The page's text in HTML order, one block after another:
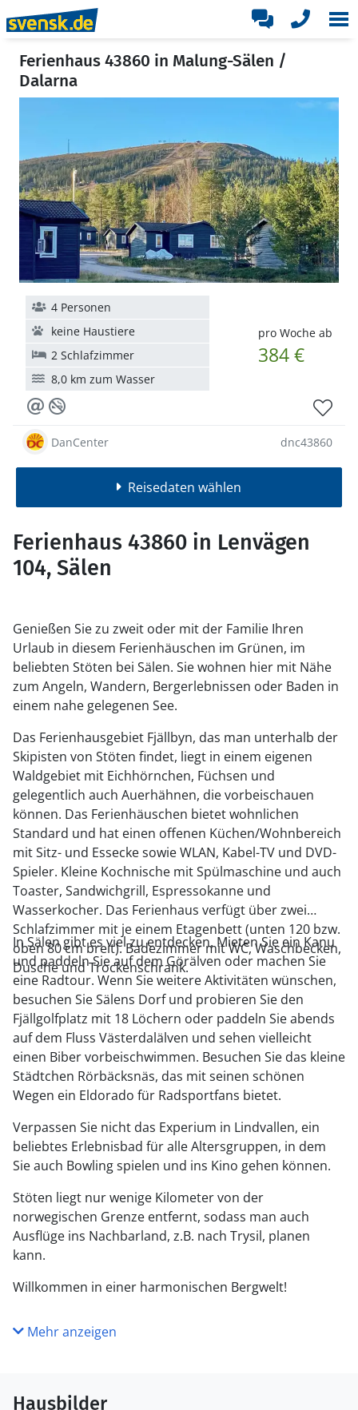
Ferienhaus 43860 in Malung-Sälen /
Dalarna
pro Woche ab
384 €
4 Personen
keine Haustiere
2 Schlafzimmer
8,0 km zum Wasser
DanCenter dnc43860
Reisedaten wählen
Ferienhaus 43860 in Lenvägen
104, Sälen
Genießen Sie zu zweit oder mit der Familie Ihren
Urlaub in diesem Ferienhäuschen im Grünen, im
beliebten Stöten bei Sälen. Sie wohnen hier mit Nähe
zum Angeln, Wandern, Bergerlebnissen oder Baden in
einem nahe gelegenen See.
Das Ferienhausgebiet Fjällbyn, das man unterhalb der
Skipisten von Stöten findet, liegt in einem eigenen
Waldgebiet mit Eichhörnchen, Füchsen und
gelegentlich auch Auerhähnen, die vorbeischauen
können. Das Ferienhäuschen bietet wohnlichen
Standard und hat einen offenen Küchen/Wohnbereich
mit Sitz- und Essecke sowie WLAN, Kabel-TV und DVD-
Spieler. Kleine Kochnische mit Spülmaschine und auch
Toaster, Sandwichgrill, Espressokanne und
Wasserkocher. Das Ferienhaus verfügt über zwei
Schlafzimmer mit je einem Etagenbett (unten 120 bzw.
oben 80 cm breit). Badezimmer mit WC, Waschbecken,
Dusche und Trockenschrank.
In Sälen gibt es viel zu entdecken. Mieten Sie ein Kanu
und paddeln Sie auf dem Görälven oder machen Sie
eine Radtour. Wenn Sie weitere Aktivitäten wünschen,
besuchen Sie Sälens Dorf und probieren Sie den
Fjällgolfplatz mit 18 Löchern oder paddeln Sie abends
auf dem Fluss Västerdalälven und sehen vielleicht
einen Biber vorbeischwimmen. Besuchen Sie das kleine
Städtchen Rörbäcksnäs, das mit seinen schönen
Wegen ein Eldorado für Radsportfans bietet.
Verpassen Sie nicht das Experium in Lindvallen, ein
beliebtes Erlebnisbad für alle Altersgruppen, in dem
Sie auch Bowling spielen und ins Kino gehen können.
Stöten liegt nur wenige Kilometer von der
norwegischen Grenze entfernt, sodass man auch
Ausflüge ins Nachbarland, z.B. nach Trysil, planen
kann.
Willkommen in einer harmonischen Bergwelt!
Mehr anzeigen
Hausbilder